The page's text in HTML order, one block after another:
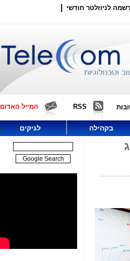
לניוזלטר חודשי
RSS המייל האדום
בקהילה לגיקים